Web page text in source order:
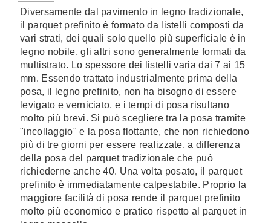
Diversamente dal pavimento in legno tradizionale,
il parquet prefinito è formato da listelli composti da
vari strati, dei quali solo quello più superficiale è in
legno nobile, gli altri sono generalmente formati da
multistrato. Lo spessore dei listelli varia dai 7 ai 15
mm. Essendo trattato industrialmente prima della
posa, il legno prefinito, non ha bisogno di essere
levigato e verniciato, e i tempi di posa risultano
molto più brevi. Si può scegliere tra la posa tramite
"incollaggio" e la posa flottante, che non richiedono
più di tre giorni per essere realizzate, a differenza
della posa del parquet tradizionale che può
richiederne anche 40. Una volta posato, il parquet
prefinito è immediatamente calpestabile. Proprio la
maggiore facilità di posa rende il parquet prefinito
molto più economico e pratico rispetto al parquet in